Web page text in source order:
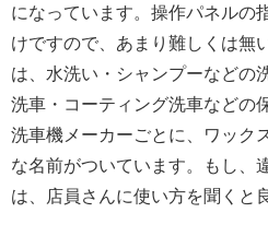
になっています。操作パネルの
けですので、あまり難しくは無
は、水洗い・シャンプーなどの
洗車・コーティング洗車などの
洗車機メーカーごとに、ワック
な名前がついています。もし、
は、店員さんに使い方を聞くと